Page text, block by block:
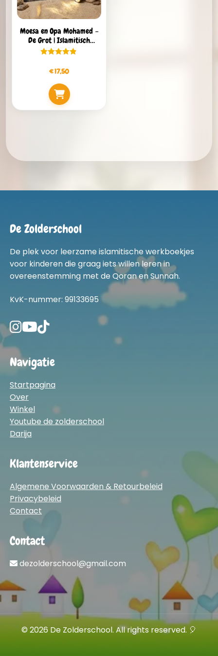
Moesa en Opa Mohamed –
De Grot | Islamitisch
Kinderboek over de
€17,50
De Zolderschool
De plek voor leerzame islamitische werkboekjes
voor kinderen die graag iets willen leren in
overeenstemming met de Qoran en Sunnah.
KvK-nummer: 99133695
Navigatie
Startpagina
Over
Winkel
Youtube de zolderschool
Darija
Klantenservice
Algemene Voorwaarden & Retourbeleid
Privacybeleid
Contact
Contact
dezolderschool@gmail.com
© 2026 De Zolderschool. All rights reserved. 🎈